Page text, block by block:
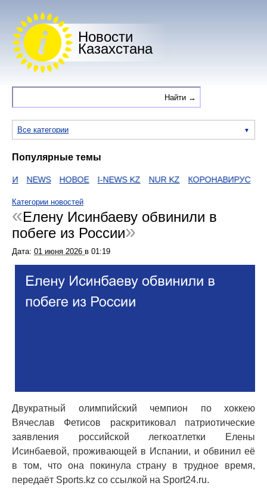
Новости
Казахстана
Все категории
Популярные темы
NEWS НОВОЕ I-NEWS KZ NUR KZ КОРОНАВИРУС
Категории новостей
Елену Исинбаеву обвинили в
побеге из России
Дата: 01 июня 2026 в 01:19
Двукратный олимпийский чемпион по хоккею
Вячеслав Фетисов раскритиковал патриотические
заявления российской легкоатлетки Елены
Исинбаевой, проживающей в Испании, и обвинил её
в том, что она покинула страну в трудное время,
передаёт Sports.kz со ссылкой на Sport24.ru.